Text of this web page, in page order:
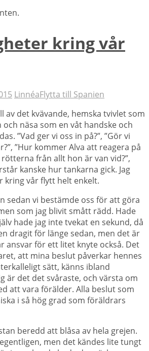
kring vår
LinnéaFlytta till Spanien
av det kvävande, hemska tvivlet som
näsa som en våt handske och
”Vad ger vi oss in på?”, ”Gör vi
”Hur kommer Alva att reagera på
från allt hon är van vid?”,
kanske hur tankarna gick. Jag
kring vår flytt helt enkelt.
sedan vi bestämde oss för att göra
som jag blivit smått rädd. Hade
hade jag inte tvekat en sekund, då
dragit för länge sedan, men det är
ansvar för ett litet knyte också. Det
att mina beslut påverkar hennes
sätt, känns ibland
är det det svåraste, och värsta om
att vara förälder. Alla beslut som
i så hög grad som föräldrars
beredd att blåsa av hela grejen.
men det kändes lite tungt